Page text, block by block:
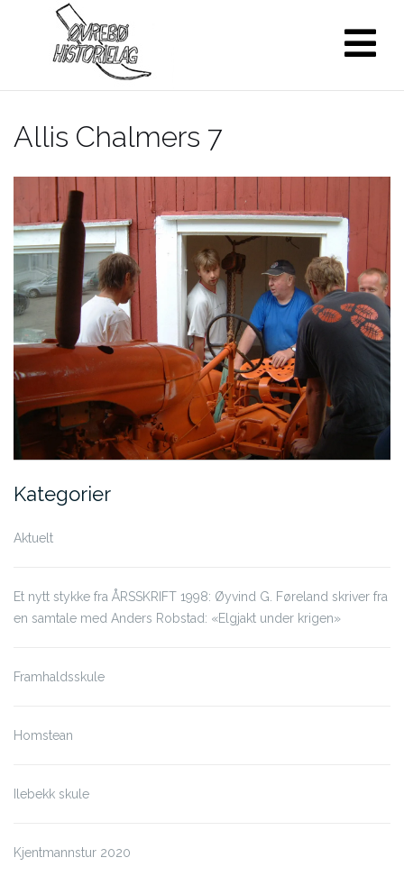
Allis Chalmers 7
Kategorier
Aktuelt
Et nytt stykke fra ÅRSSKRIFT 1998: Øyvind G. Føreland skriver fra
en samtale med Anders Robstad: «Elgjakt under krigen»
Framhaldsskule
Homstean
Ilebekk skule
Kjentmannstur 2020